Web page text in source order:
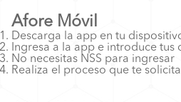
Afore Móvil
Descarga la app en tu
Ingresa a la app e introduce tus
No necesitas NSS para ingresar
Realiza el proceso que te